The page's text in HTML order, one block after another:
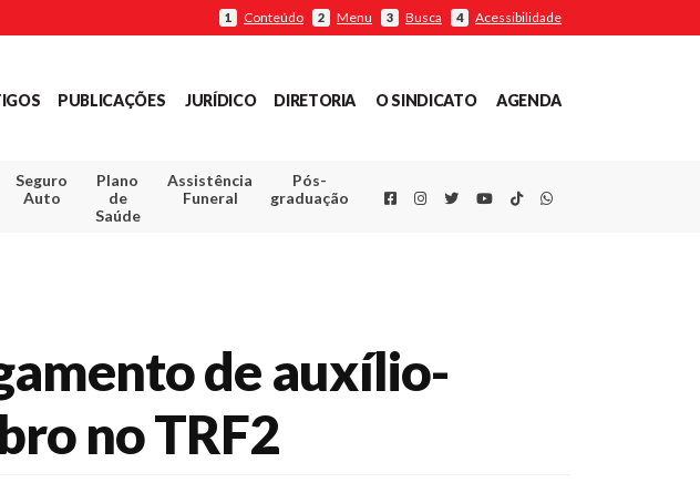
1 Conteúdo 2 Menu 3 Busca 4 Acessibilidade
PUBLICAÇÕES JURÍDICO DIRETORIA O SINDICATO AGENDA
Seguro
Auto
Plano
de
Saúde
Assistência
Funeral
Pós-
graduação
FacebookInstagram
TwitterYoutube
TikTokWhatsapp
de auxílio-
no TRF2